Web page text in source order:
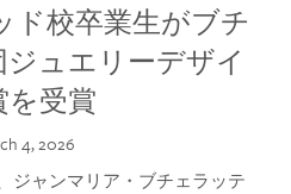
ド校卒業生がブチ
ュエリーデザイ
を受賞
4, 2026
ジャンマリア・ブチェラッテ